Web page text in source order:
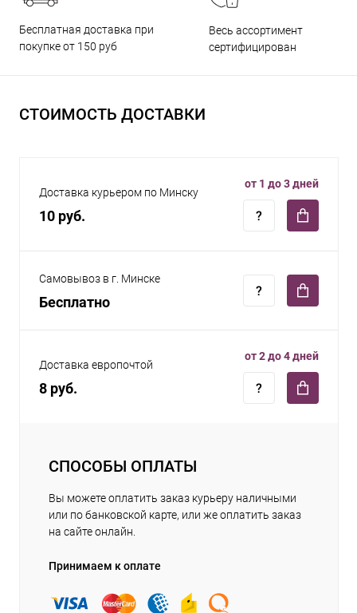
Бесплатная доставка при
покупке от 150 руб
Весь ассортимент
сертифицирован
СТОИМОСТЬ ДОСТАВКИ
Доставка курьером по Минску
10 руб.
от 1 до 3 дней
Самовывоз в г. Минске
Бесплатно
Доставка европочтой
8 руб.
от 2 до 4 дней
СПОСОБЫ ОПЛАТЫ
Вы можете оплатить заказ курьеру наличными
или по банковской карте, или же оплатить заказ
на сайте онлайн.
Принимаем к оплате